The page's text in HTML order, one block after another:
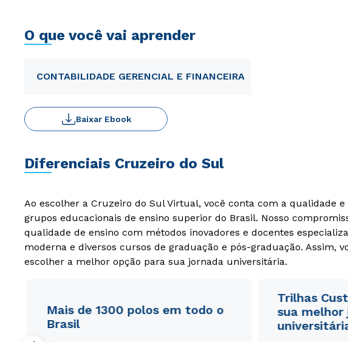
O que você vai aprender
CONTABILIDADE GERENCIAL E FINANCEIRA
Baixar Ebook
Diferenciais Cruzeiro do Sul
Ao escolher a Cruzeiro do Sul Virtual, você conta com a qualidade
grupos educacionais de ensino superior do Brasil. Nosso
qualidade de ensino com métodos inovadores e docentes
moderna e diversos cursos de graduação e pós-graduação. Assim,
escolher a melhor opção para sua jornada universitária.
Mais de 1300 polos em todo o
Brasil
Trilhas
sua melhor